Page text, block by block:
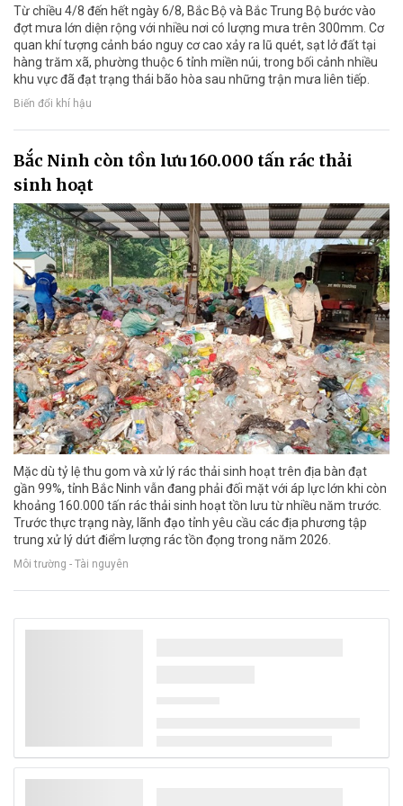
Từ chiều 4/8 đến hết ngày 6/8, Bắc Bộ và Bắc Trung Bộ bước vào
đợt mưa lớn diện rộng với nhiều nơi có lượng mưa trên 300mm. Cơ
quan khí tượng cảnh báo nguy cơ cao xảy ra lũ quét, sạt lở đất tại
hàng trăm xã, phường thuộc 6 tỉnh miền núi, trong bối cảnh nhiều
khu vực đã đạt trạng thái bão hòa sau những trận mưa liên tiếp.
Biến đổi khí hậu
Bắc Ninh còn tồn lưu 160.000 tấn rác thải
sinh hoạt
Mặc dù tỷ lệ thu gom và xử lý rác thải sinh hoạt trên địa bàn đạt
gần 99%, tỉnh Bắc Ninh vẫn đang phải đối mặt với áp lực lớn khi còn
khoảng 160.000 tấn rác thải sinh hoạt tồn lưu từ nhiều năm trước.
Trước thực trạng này, lãnh đạo tỉnh yêu cầu các địa phương tập
trung xử lý dứt điểm lượng rác tồn đọng trong năm 2026.
Môi trường - Tài nguyên
Ông Nguyễn Tiến Hải được phê chuẩn giữ